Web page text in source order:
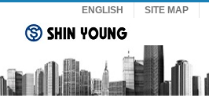
content
ENGLISH SITE MAP